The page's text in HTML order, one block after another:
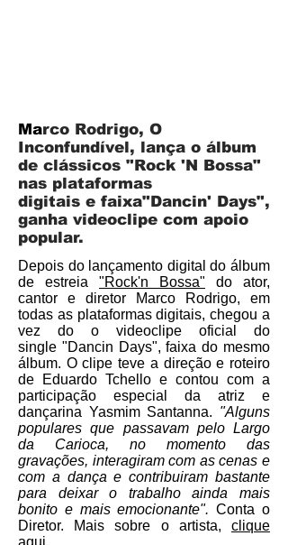
Marco Rodrigo, O
Inconfundível, lança o álbum
de clássicos "Rock 'N Bossa"
nas plataformas
digitais e faixa"Dancin' Days",
ganha videoclipe com apoio
popular.
Depois do lançamento digital do álbum
de estreia "Rock'n Bossa" do ator,
cantor e diretor Marco Rodrigo, em
todas as plataformas digitais, chegou a
vez do o videoclipe oficial do
single "Dancin Days", faixa do mesmo
álbum. O clipe teve a direção e roteiro
de Eduardo Tchello e contou com a
participação especial da atriz e
dançarina Yasmim Santanna. "Alguns
populares que passavam pelo Largo
da Carioca, no momento das
gravações, interagiram com as cenas e
com a dança e contribuiram bastante
para deixar o trabalho ainda mais
bonito e mais emocionante". Conta o
Diretor. Mais sobre o artista, clique
aqui.